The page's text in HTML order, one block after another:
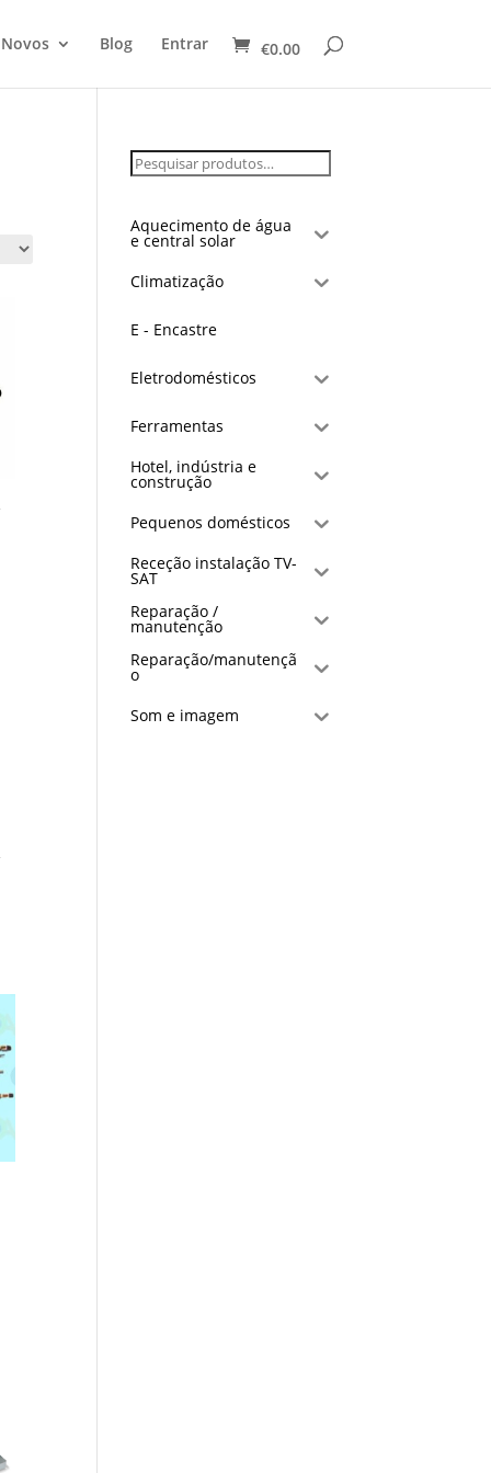
Blog Entrar €0.00
Aquecimento de água
e central solar
Climatização
E - Encastre
Eletrodomésticos
Ferramentas
Hotel, indústria e
construção
Pequenos domésticos
Receção instalação TV-
SAT
Reparação /
manutenção
Reparação/manutençã
o
Som e imagem